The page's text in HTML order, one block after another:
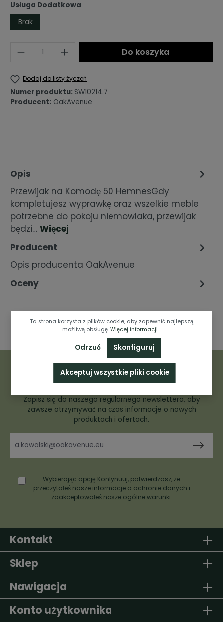
Usługa Dodatkowa
Brak
Do koszyka
Dodaj do listy życzeń
Numer produktu: SW10214.7
Producent: OakAvenue
Opis
Przewijak na Komodę 50 HemnesGdy
kompletujesz wyprawkę oraz wszelkie meble
potrzebne do pokoju niemowlaka, przewijak
będzi… Więcej
Producent
Opis producenta OakAvenue
Oceny
Newsletter
Zapisz się do naszego regularnego newslettera, aby
zawsze otrzymywać na czas informacje o nowych
produktach i ofertach.
Wybierając opcję Kontynuuj, potwierdzasz, że
przeczytałeś nasze informacje o ochronie danych i
zaakceptowałeś nasze ogólne warunki.
Kontakt
Sklep
Nawigacja
Konto użytkownika
Ta strona korzysta z plików cookie, aby zapewnić najlepszą
możliwą obsługę. Więcej informacji...
Odrzuć Skonfiguruj
Akceptuj wszystkie pliki cookie